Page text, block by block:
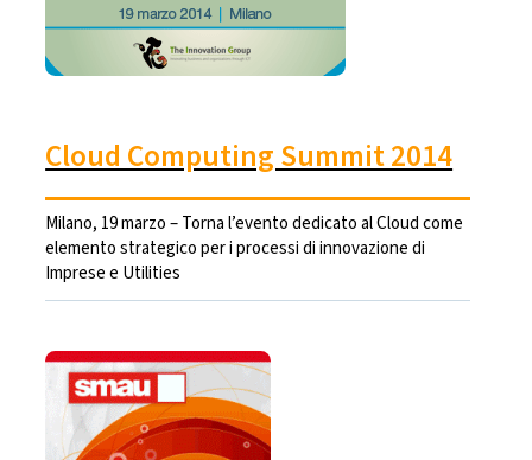
Cloud Computing Summit 2014
Milano, 19 marzo – Torna l’evento dedicato al Cloud come
elemento strategico per i processi di innovazione di
Imprese e Utilities